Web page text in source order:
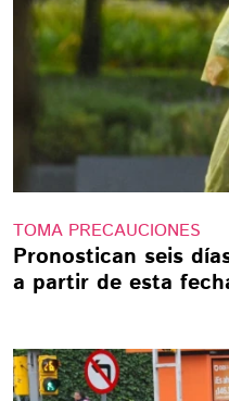
TOMA PRECAUCIONES
Pronostican seis
a partir de esta